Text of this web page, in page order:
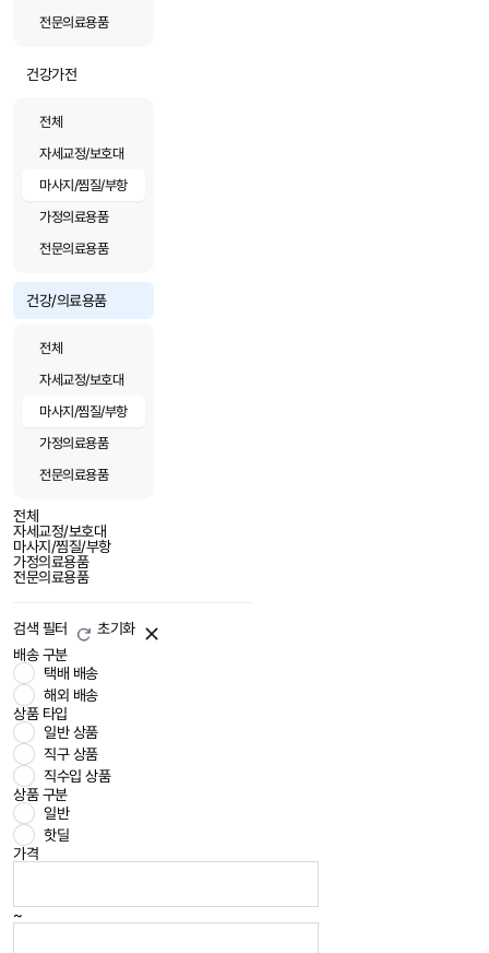
전문의료용품
건강가전
전체
자세교정/보호대
마사지/찜질/부항
가정의료용품
전문의료용품
건강/의료용품
전체
자세교정/보호대
마사지/찜질/부항
가정의료용품
전문의료용품
전체
자세교정/보호대
마사지/찜질/부항
가정의료용품
전문의료용품
검색 필터
초기화
배송 구분
택배 배송
해외 배송
상품 타입
일반 상품
직구 상품
직수입 상품
상품 구분
일반
핫딜
가격
~